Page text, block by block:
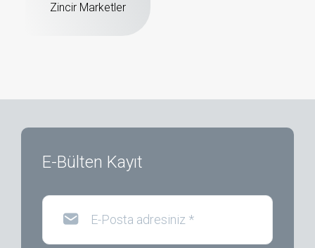
Zincir Marketler
E-Bülten Kayıt
E-Posta adresiniz *